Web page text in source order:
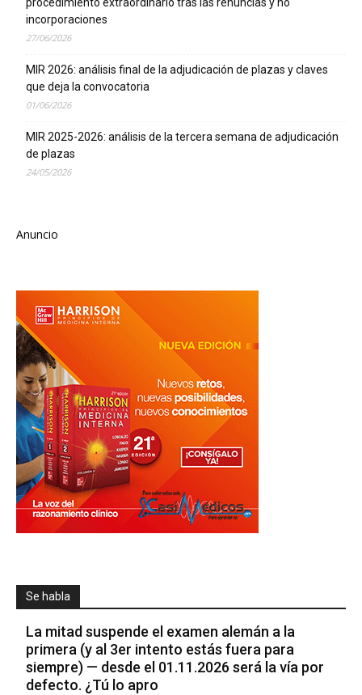
procedimiento extraordinario tras las renuncias y no
incorporaciones
27/06/2026
MIR 2026: análisis final de la adjudicación de plazas y claves
que deja la convocatoria
01/06/2026
MIR 2025-2026: análisis de la tercera semana de adjudicación
de plazas
24/05/2026
Anuncio
Se habla
La mitad suspende el examen alemán a la
primera (y al 3er intento estás fuera para
siempre) — desde el 01.11.2026 será la vía por
defecto. ¿Tú lo apro